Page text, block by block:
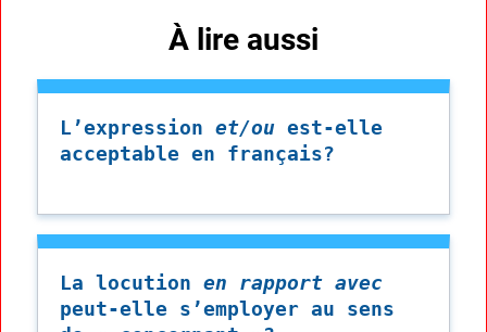
À lire aussi
L’expression et/ou est-elle
acceptable en français?
La locution en rapport avec
peut-elle s’employer au sens